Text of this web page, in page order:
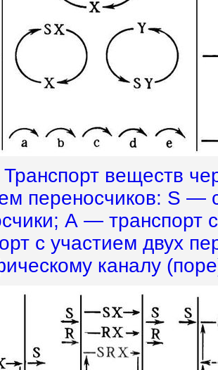
веществ
переносчиков: S —
А — транспорт
с участием двух
каналу